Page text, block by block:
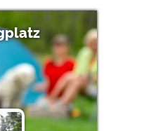
dringend erforderlich. Ohne
Medien
(Videos von Campingplätzen)
(Vorschau der